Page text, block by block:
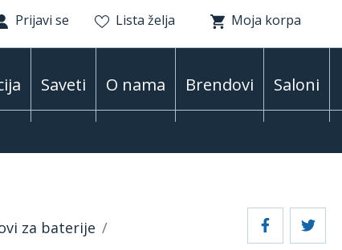
Prijavi se Lista želja Moja korpa
Saveti O nama Brendovi Saloni
za baterije